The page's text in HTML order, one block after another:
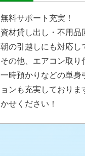
無料サポート充実！
資材貸し出し・不用品
朝の引越しにも対応し
その他、エアコン取り
一時預かりなどの単身
ョンも充実しており
かせください！